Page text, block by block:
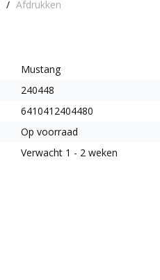
/ Afdrukken
Mustang
240448
6410412404480
Op voorraad
Verwacht 1 - 2 weken